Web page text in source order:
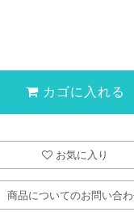
カゴに入れる
お気に入り
商品についてのお問い合